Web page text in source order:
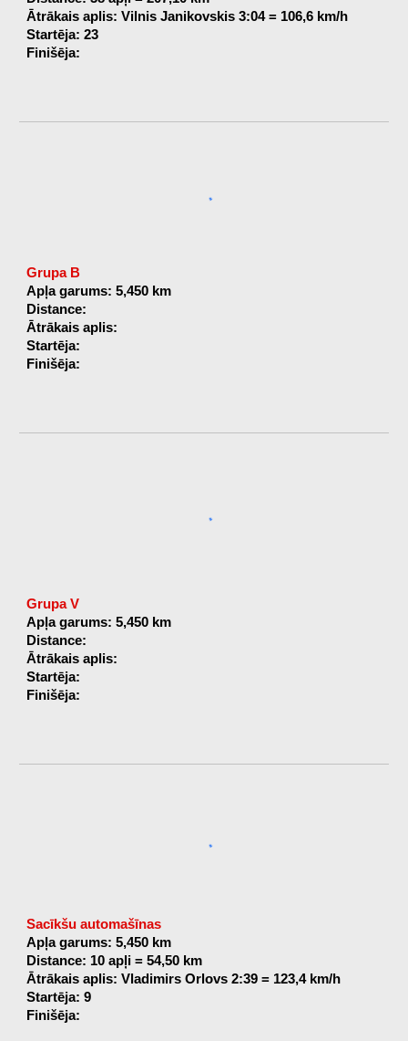
Ātrākais aplis: Vilnis Janikovskis 3:04 = 106,6 km/h
Startēja: 23
Finišēja:
Grupa B
Apļa garums: 5,450 km
Distance:
Ātrākais aplis:
Startēja:
Finišēja:
Grupa V
Apļa garums: 5,450 km
Distance:
Ātrākais aplis:
Startēja:
Finišēja:
Sacīkšu automašīnas
Apļa garums: 5,450 km
Distance: 10 apļi = 54,50 km
Ātrākais aplis: Vladimirs Orlovs 2:39 = 123,4 km/h
Startēja: 9
Finišēja: